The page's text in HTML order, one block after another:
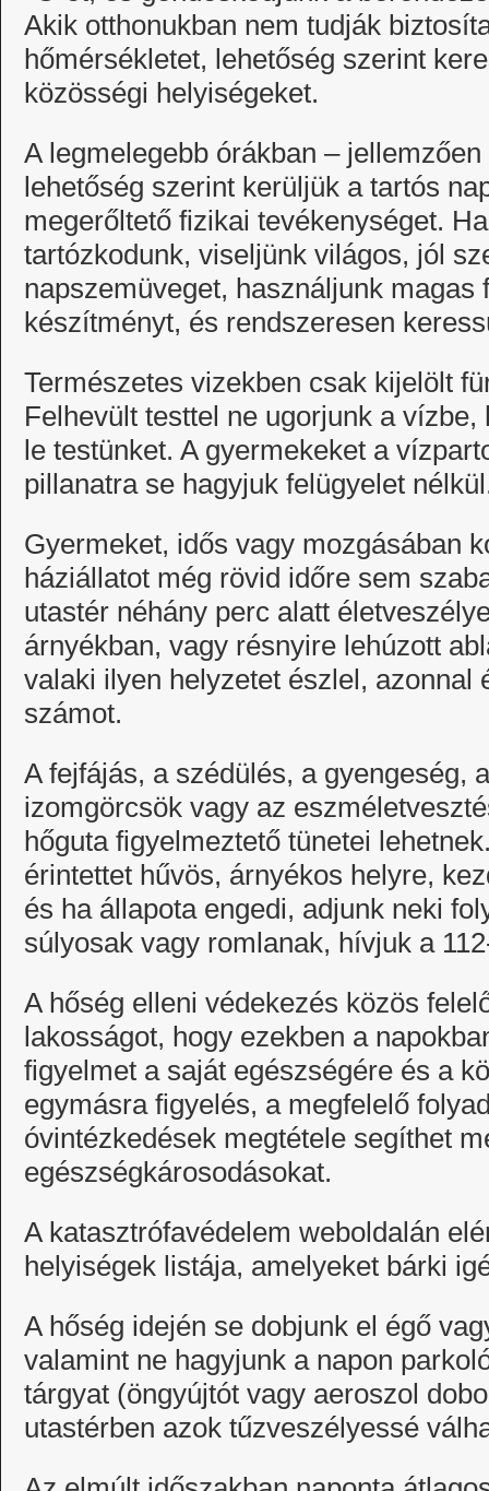
Akik otthonukban nem tudják
hőmérsékletet, lehetőség szerint
közösségi helyiségeket.
A legmelegebb órákban –
lehetőség szerint kerüljük a tartós
megerőltető fizikai tevékenységet.
tartózkodunk, viseljünk világos, jól
napszemüveget, használjunk magas
készítményt, és rendszeresen
Természetes vizekben csak kijelölt
Felhevült testtel ne ugorjunk a
le testünket. A gyermekeket a
pillanatra se hagyjuk felügyelet
Gyermeket, idős vagy mozgásában
háziállatot még rövid időre sem
utastér néhány perc alatt
árnyékban, vagy résnyire lehúzott
valaki ilyen helyzetet észlel, azonnal
számot.
A fejfájás, a szédülés, a gyengeség,
izomgörcsök vagy az
hőguta figyelmeztető tünetei
érintettet hűvös, árnyékos helyre,
és ha állapota engedi, adjunk neki
súlyosak vagy romlanak, hívjuk a
A hőség elleni védekezés közös
lakosságot, hogy ezekben a
figyelmet a saját egészségére és a
egymásra figyelés, a megfelelő
óvintézkedések megtétele segíthet
egészségkárosodásokat.
A katasztrófavédelem weboldalán
helyiségek listája, amelyeket bárki
A hőség idején se dobjunk el égő
valamint ne hagyjunk a napon
tárgyat (öngyújtót vagy aeroszol
utastérben azok tűzveszélyessé